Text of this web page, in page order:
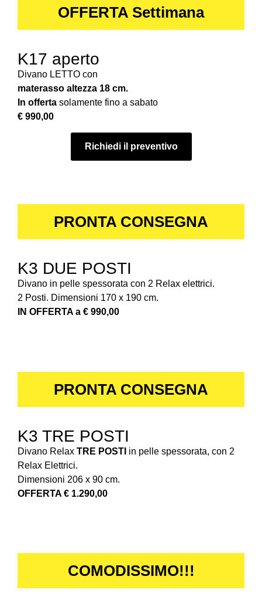
OFFERTA Settimana
K17 aperto
Divano LETTO con
materasso altezza 18 cm.
In offerta solamente fino a sabato
€ 990,00
Richiedi il preventivo
PRONTA CONSEGNA
K3 DUE POSTI
Divano in pelle spessorata con 2 Relax elettrici.
2 Posti. Dimensioni 170 x 190 cm.
IN OFFERTA a € 990,00
PRONTA CONSEGNA
K3 TRE POSTI
Divano Relax TRE POSTI in pelle spessorata, con 2
Relax Elettrici.
Dimensioni 206 x 90 cm.
OFFERTA € 1.290,00
COMODISSIMO!!!